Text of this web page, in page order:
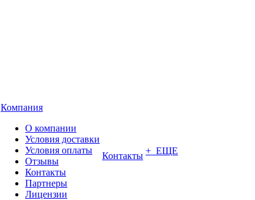
Компания
О компании
Условия доставки
Условия оплаты
Отзывы
Контакты
Партнеры
Лицензии
Контакты + ЕЩЕ